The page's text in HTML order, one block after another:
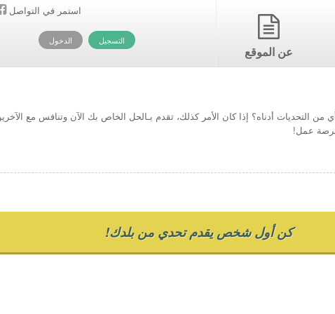
عن الموقع
استمر في التواصل
التسجيل الدخول
التحديات أدناه؟ إذا كان الأمر كذلك، تقدم بـالحل الخاص بك الآن وتنافس مع
عمل!
كن أول شخص يقدم تحدي من بلدك!